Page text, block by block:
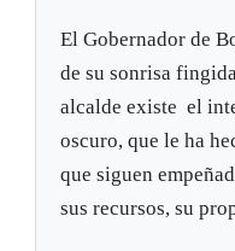
El Gobernador de
de su sonrisa
alcalde existe el
oscuro, que le ha
que siguen
sus recursos, su